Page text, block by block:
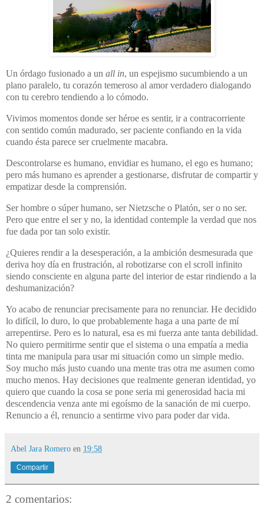
Un órdago fusionado a un all in, un espejismo sucumbiendo a un
plano paralelo, tu corazón temeroso al amor verdadero dialogando
con tu cerebro tendiendo a lo cómodo.
Vivimos momentos donde ser héroe es sentir, ir a contracorriente
con sentido común madurado, ser paciente confiando en la vida
cuando ésta parece ser cruelmente macabra.
Descontrolarse es humano, envidiar es humano, el ego es humano;
pero más humano es aprender a gestionarse, disfrutar de compartir y
empatizar desde la comprensión.
Ser hombre o súper humano, ser Nietzsche o Platón, ser o no ser.
Pero que entre el ser y no, la identidad contemple la verdad que nos
fue dada por tan solo existir.
¿Quieres rendir a la desesperación, a la ambición desmesurada que
deriva hoy día en frustración, al robotizarse con el scroll infinito
siendo consciente en alguna parte del interior de estar rindiendo a la
deshumanización?
Yo acabo de renunciar precisamente para no renunciar. He decidido
lo difícil, lo duro, lo que probablemente haga a una parte de mí
arrepentirse. Pero es lo natural, esa es mi fuerza ante tanta debilidad.
No quiero permitirme sentir que el sistema o una empatía a media
tinta me manipula para usar mi situación como un simple medio.
Soy mucho más justo cuando una mente tras otra me asumen como
mucho menos. Hay decisiones que realmente generan identidad, yo
quiero que cuando la cosa se pone seria mi generosidad hacia mi
descendencia venza ante mi egoísmo de la sanación de mi cuerpo.
Renuncio a él, renuncio a sentirme vivo para poder dar vida.
Abel Jara Romero en 19:58
Compartir
2 comentarios: